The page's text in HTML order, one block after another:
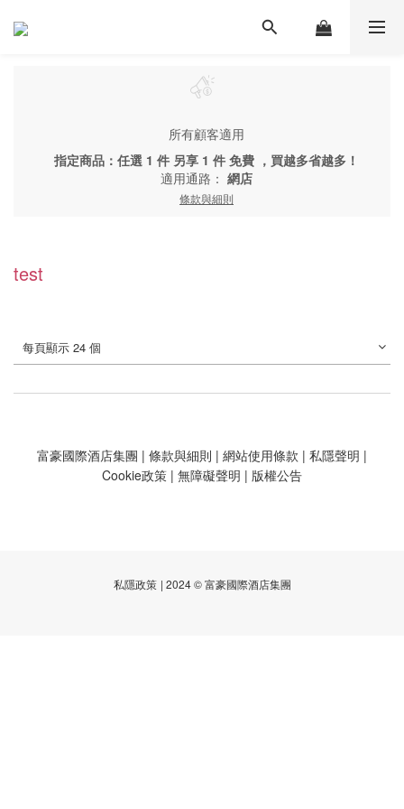
所有顧客適用
指定商品：任選 1 件 另享 1 件 免費 ，買越多省越多！
適用通路： 網店
條款與細則
test
每頁顯示 24 個
富豪國際酒店集團 | 條款與細則 | 網站使用條款 | 私隱聲明 |
Cookie政策 | 無障礙聲明 | 版權公告
私隱政策 | 2024 © 富豪國際酒店集團